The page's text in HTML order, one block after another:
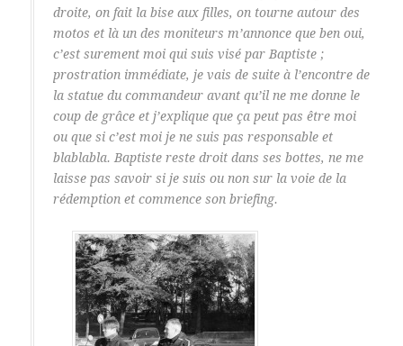
droite, on fait la bise aux filles, on tourne autour des
motos et là un des moniteurs m’annonce que ben oui,
c’est surement moi qui suis visé par Baptiste ;
prostration immédiate, je vais de suite à l’encontre de
la statue du commandeur avant qu’il ne me donne le
coup de grâce et j’explique que ça peut pas être moi
ou que si c’est moi je ne suis pas responsable et
blablabla. Baptiste reste droit dans ses bottes, ne me
laisse pas savoir si je suis ou non sur la voie de la
rédemption et commence son briefing.